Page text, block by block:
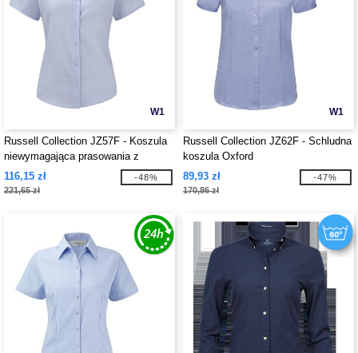
W1
Russell Collection JZ57F - Koszula
niewymagająca prasowania z
krótkim rekawkiem
116,15 zł
221,65 zł
-48%
W1
Russell Collection JZ62F - Schludna
koszula Oxford
89,93 zł
170,86 zł
-47%